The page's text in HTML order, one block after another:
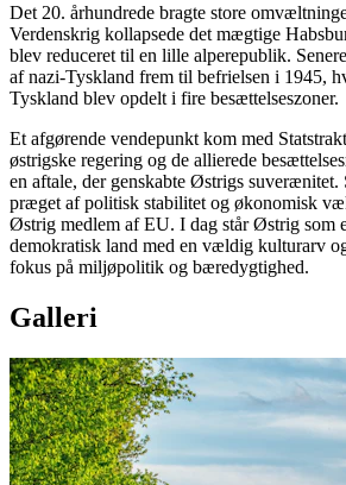
Det 20. århundrede bragte store
Verdenskrig kollapsede det mægtige
blev reduceret til en lille alperepublik.
af nazi-Tyskland frem til befrielsen i 1945,
Tyskland blev opdelt i fire besættelseszoner.
Et afgørende vendepunkt kom med
østrigske regering og de allierede
en aftale, der genskabte Østrigs
præget af politisk stabilitet og økonomisk
Østrig medlem af EU. I dag står Østrig som
demokratisk land med en vældig kulturarv
fokus på miljøpolitik og bæredygtighed.
Galleri